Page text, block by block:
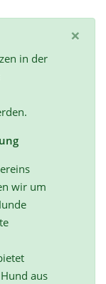
×
in der
wir um
aus